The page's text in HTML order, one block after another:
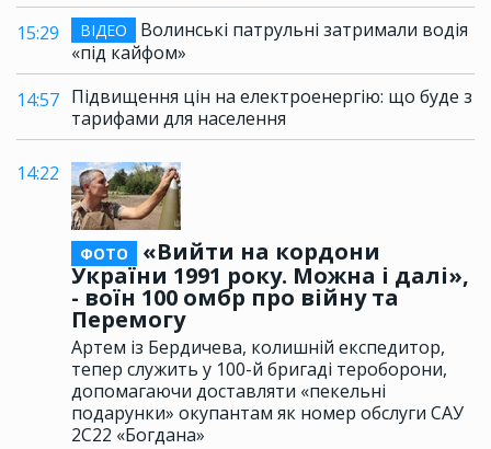
15:29
ВІДЕО
Волинські патрульні затримали водія
«під кайфом»
14:57 Підвищення цін на електроенергію: що буде з
тарифами для населення
14:22
ФОТО
«Вийти на кордони
України 1991 року. Можна і далі»,
- воїн 100 омбр про війну та
Перемогу
Артем із Бердичева, колишній експедитор,
тепер служить у 100-й бригаді тероборони,
допомагаючи доставляти «пекельні
подарунки» окупантам як номер обслуги САУ
2С22 «Богдана»